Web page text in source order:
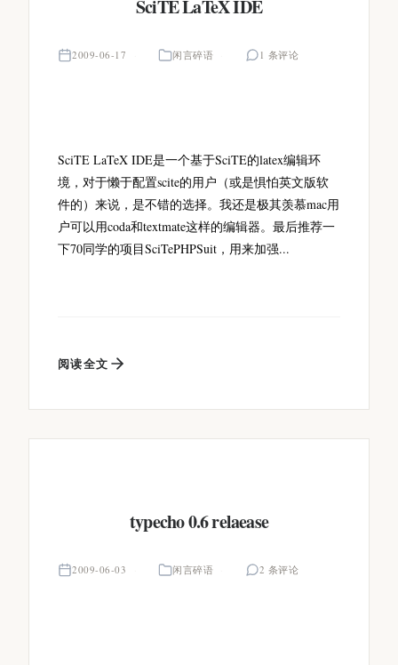
SciTE LaTeX IDE
2009-06-17 闲言碎语 1 条评论
SciTE LaTeX IDE是一个基于SciTE的latex编辑环
境，对于懒于配置scite的用户（或是惧怕英文版软
件的）来说，是不错的选择。我还是极其羡慕mac用
户可以用coda和textmate这样的编辑器。最后推荐一
下70同学的项目SciTePHPSuit，用来加强...
阅读全文
typecho 0.6 relaease
2009-06-03 闲言碎语 2 条评论